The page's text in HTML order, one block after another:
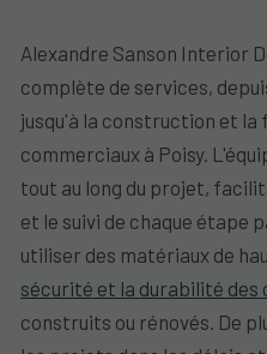
Alexandre Sanson Interior
complète de services,
jusqu'à la construction et la
commerciaux à Poisy.
tout au long du projet,
et le suivi de chaque étape
utiliser des matériaux de
sécurité et la durabilité
construits ou rénovés. De